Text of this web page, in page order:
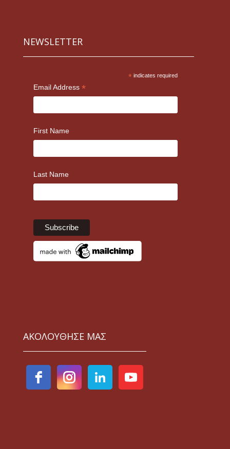
NEWSLETTER
* indicates required
Email Address *
First Name
Last Name
ΑΚΟΛΟΥΘΗΣΕ ΜΑΣ